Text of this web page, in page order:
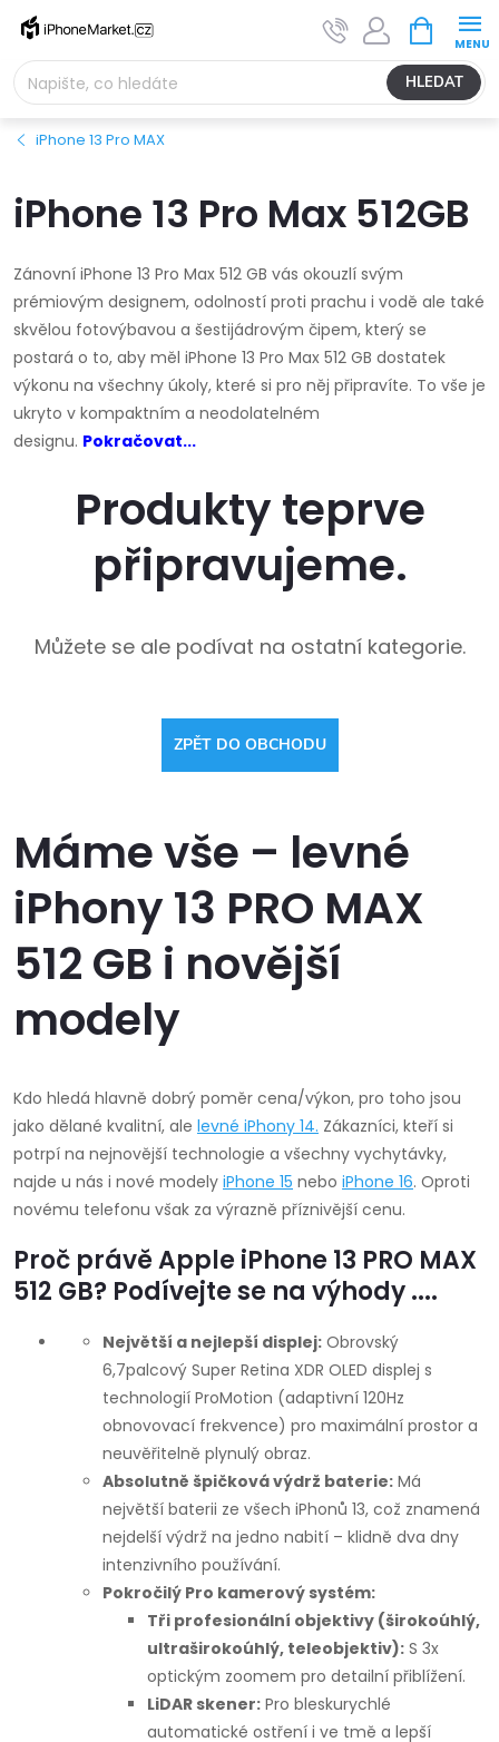
Přejít
obsah
HLEDAT
NÁKUPNÍ
KOŠÍK
iPhone 13 Pro MAX
iPhone 13 Pro Max 512GB
Zánovní iPhone 13 Pro Max 512 GB vás okouzlí svým
prémiovým designem, odolností proti prachu i vodě ale také
skvělou fotovýbavou a šestijádrovým čipem, který se
postará o to, aby měl iPhone 13 Pro Max 512 GB dostatek
výkonu na všechny úkoly, které si pro něj připravíte. To vše je
ukryto v kompaktním a neodolatelném
designu. Pokračovat...
Produkty teprve
připravujeme.
Můžete se ale podívat na ostatní kategorie.
ZPĚT DO OBCHODU
Máme vše – levné
iPhony 13 PRO MAX
512 GB i novější
modely
Kdo hledá hlavně dobrý poměr cena/výkon, pro toho jsou
jako dělané kvalitní, ale levné iPhony 14. Zákazníci, kteří si
potrpí na nejnovější technologie a všechny vychytávky,
najde u nás i nové modely iPhone 15 nebo iPhone 16. Oproti
novému telefonu však za výrazně příznivější cenu.
Proč právě Apple iPhone 13 PRO MAX
512 GB? Podívejte se na výhody ....
Největší a nejlepší displej: Obrovský
6,7palcový Super Retina XDR OLED displej s
technologií ProMotion (adaptivní 120Hz
obnovovací frekvence) pro maximální prostor a
neuvěřitelně plynulý obraz.
Absolutně špičková výdrž baterie: Má
největší baterii ze všech iPhonů 13, což znamená
nejdelší výdrž na jedno nabití – klidně dva dny
intenzivního používání.
Pokročilý Pro kamerový systém:
Tři profesionální objektivy (širokoúhlý,
ultraširokoúhlý, teleobjektiv): S 3x
optickým zoomem pro detailní přiblížení.
LiDAR skener: Pro bleskurychlé
automatické ostření i ve tmě a lepší